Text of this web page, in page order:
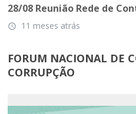
28/08 Reunião Rede de
access_time 11 meses atrás
FORUM NACIONAL DE
CORRUPÇÃO